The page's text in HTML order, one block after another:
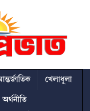
খেলাধুলা
অর্থনীতি